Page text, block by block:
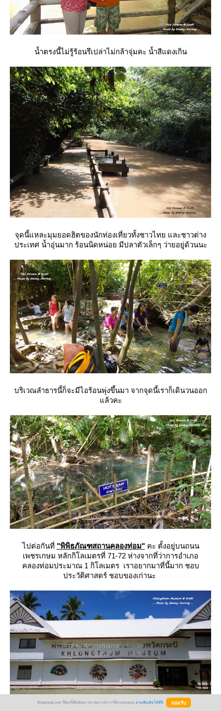
น้ำตรงนี้ไม่รู้ร้อนรึเปล่าไม่กล้าจุ่มคะ น้ำสีแดงเกิน
จุดนี้แหละมุมยอดฮิตของนักท่องเที่ยวทั้งชาวไทย และชาวต่าง
ประเทศ น้ำอุ่นมาก ร้อนนิดหน่อย มีปลาตัวเล็กๆ ว่ายอยู่ด้วนนะ
บริเวณลำธารนี้ก็จะมีไอร้อนพุ่งขึ้นมา จากจุดนี้เราก็เดินวนออก
ล้วคะ
ไปต่อกันที่ "พิพิธภัณฑสถานคลองท่อม"คะ ตั้งอยู่บนถนน
เพชรเกษม หลักกิโลเมตรที่ 71-72 ห่างจากที่ว่าการอำเภอ
คลองท่อมประมาณ 1 กิโลเมตร เราอยากมาที่นี้มาก ชอบ
ประวัติศาสตร์ ชอบของเก่านะ
BlogGang.com ใช้คุกกี้เพื่อพัฒนาประสบการณ์การใช้งานของคุณ อ่านเพิ่มเติมได้ที่นี่